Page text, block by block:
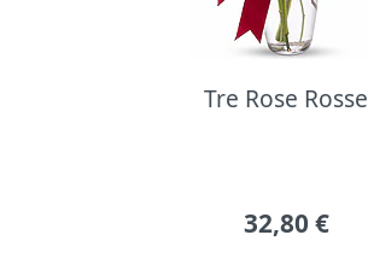
Tre Rose Rosse
32,80 €